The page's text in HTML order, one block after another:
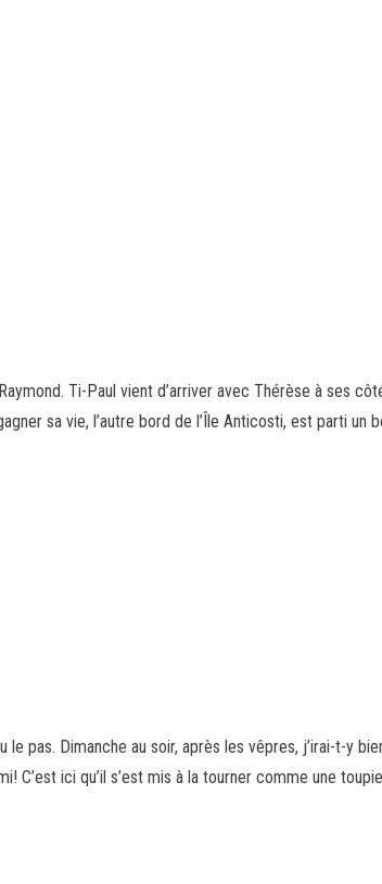
Ti-Paul vient d’arriver avec Thérèse à ses
sa vie, l’autre bord de l’Île Anticosti, est parti un
le pas. Dimanche au soir, après les vêpres, j’irai-t-y
ici qu’il s’est mis à la tourner comme une